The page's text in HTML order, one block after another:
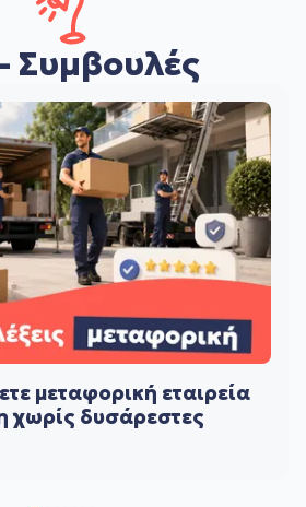
Συμβουλές
μεταφορική εταιρεία
χωρίς δυσάρεστες